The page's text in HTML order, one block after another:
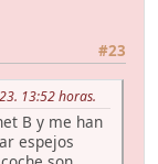
#23
13:52 horas.
B y me han
espejos